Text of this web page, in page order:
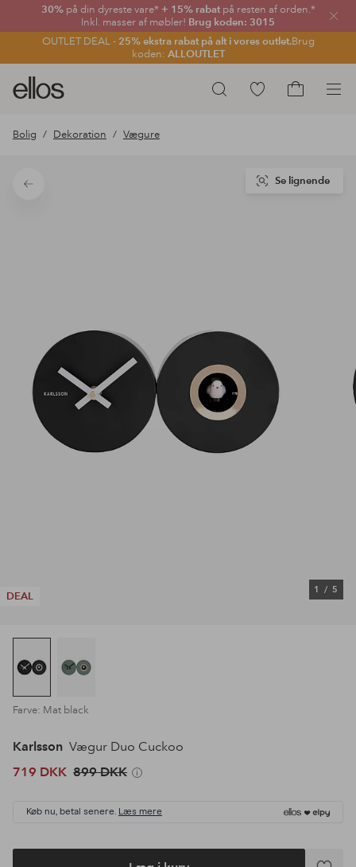
30% på din dyreste vare* + 15% rabatpå resten af orden.*
Inkl. masser af møbler! Brug koden: 3015
OUTLET DEAL - 25% ekstra rabat på alt i vores outlet.Brug
koden: ALLOUTLET
Luk
Søg
Ellos
logo
gå
forsiden
Gå
Bolig Dekoration Vægure
Tilbage
DEAL
1 / 5
Se lignende
Farve: Mat black
Karlsson Vægur Duo Cuckoo
719 DKK 899 DKK
Køb nu, betal senere. Læs mere